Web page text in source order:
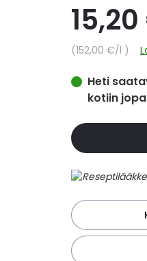
Yksikköhinta
152,00 €/l
Heti
kotiin